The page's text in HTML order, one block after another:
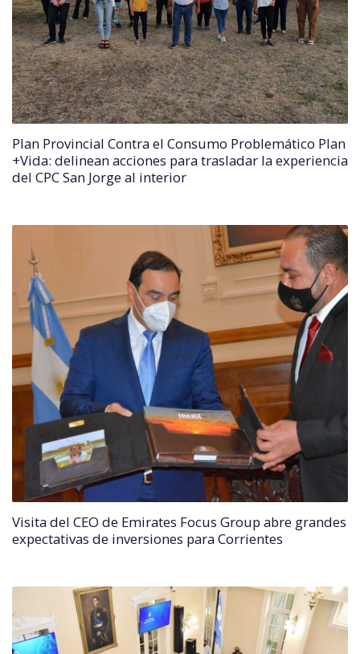
Plan Provincial Contra el Consumo Problemático Plan
+Vida: delinean acciones para trasladar la experiencia
del CPC San Jorge al interior
Visita del CEO de Emirates Focus Group abre grandes
expectativas de inversiones para Corrientes